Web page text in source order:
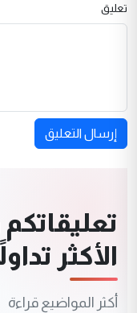
تعليق
إرسال التعليق
الأكثر
أكثر المواضيع قراءة